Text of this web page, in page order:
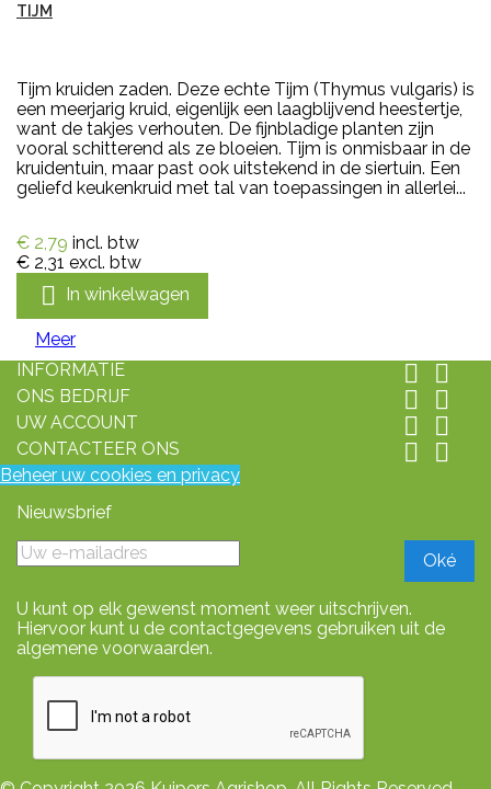
TIJM
Tijm kruiden zaden. Deze echte Tijm (Thymus vulgaris) is
een meerjarig kruid, eigenlijk een laagblijvend heestertje,
want de takjes verhouten. De fijnbladige planten zijn
vooral schitterend als ze bloeien. Tijm is onmisbaar in de
kruidentuin, maar past ook uitstekend in de siertuin. Een
geliefd keukenkruid met tal van toepassingen in allerlei...
€ 2,79 incl. btw
€ 2,31 excl. btw
 In winkelwagen
Meer
INFORMATIE
 
ONS BEDRIJF  
UW ACCOUNT  
CONTACTEER ONS  
Beheer uw cookies en privacy
Nieuwsbrief
U kunt op elk gewenst moment weer uitschrijven.
Hiervoor kunt u de contactgegevens gebruiken uit de
algemene voorwaarden.